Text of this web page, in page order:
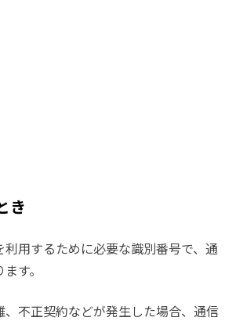
き
用するために必要な識別番号で、通
す。
不正契約などが発生した場合、通信